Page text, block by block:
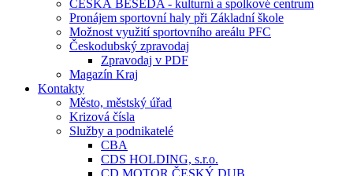
ČESKÁ BESEDA - kulturní a spolkové centrum
Pronájem sportovní haly při Základní škole
Možnost využití sportovního areálu PFC
Českodubský zpravodaj
Zpravodaj v PDF
Magazín Kraj
Kontakty
Město, městský úřad
Krizová čísla
Služby a podnikatelé
CBA
CDS HOLDING, s.r.o.
CD MOTOR ČESKÝ DUB